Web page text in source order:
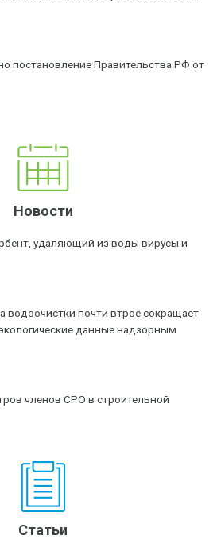
постановление Правительства РФ от
Новости
удаляющий из воды вирусы и
почти втрое сокращает
данные надзорным
членов СРО в строительной
Статьи